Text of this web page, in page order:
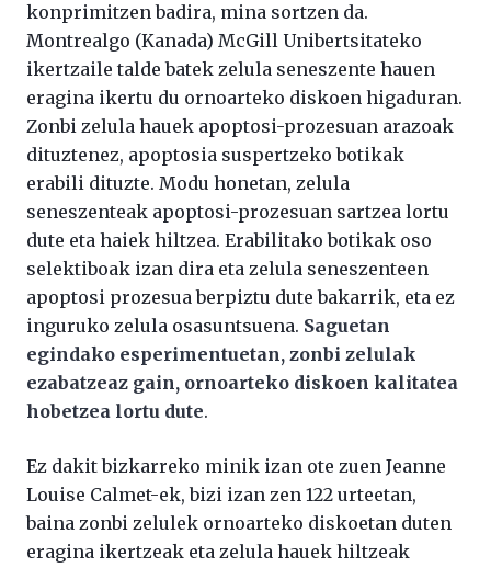
konprimitzen badira, mina sortzen da.
Montrealgo (Kanada) McGill Unibertsitateko
ikertzaile talde batek zelula seneszente hauen
eragina ikertu du ornoarteko diskoen higaduran.
Zonbi zelula hauek apoptosi-prozesuan arazoak
dituztenez, apoptosia suspertzeko botikak
erabili dituzte. Modu honetan, zelula
seneszenteak apoptosi-prozesuan sartzea lortu
dute eta haiek hiltzea. Erabilitako botikak oso
selektiboak izan dira eta zelula seneszenteen
apoptosi prozesua berpiztu dute bakarrik, eta ez
inguruko zelula osasuntsuena. Saguetan
egindako esperimentuetan, zonbi zelulak
ezabatzeaz gain, ornoarteko diskoen kalitatea
hobetzea lortu dute.
Ez dakit bizkarreko minik izan ote zuen Jeanne
Louise Calmet-ek, bizi izan zen 122 urteetan,
baina zonbi zelulek ornoarteko diskoetan duten
eragina ikertzeak eta zelula hauek hiltzeak